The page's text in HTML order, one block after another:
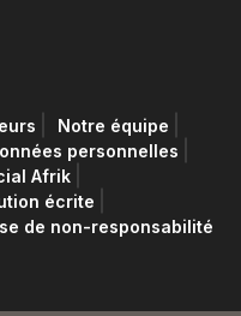
Notre équipe
personnelles
Afrik
écrite
de non-responsabilité